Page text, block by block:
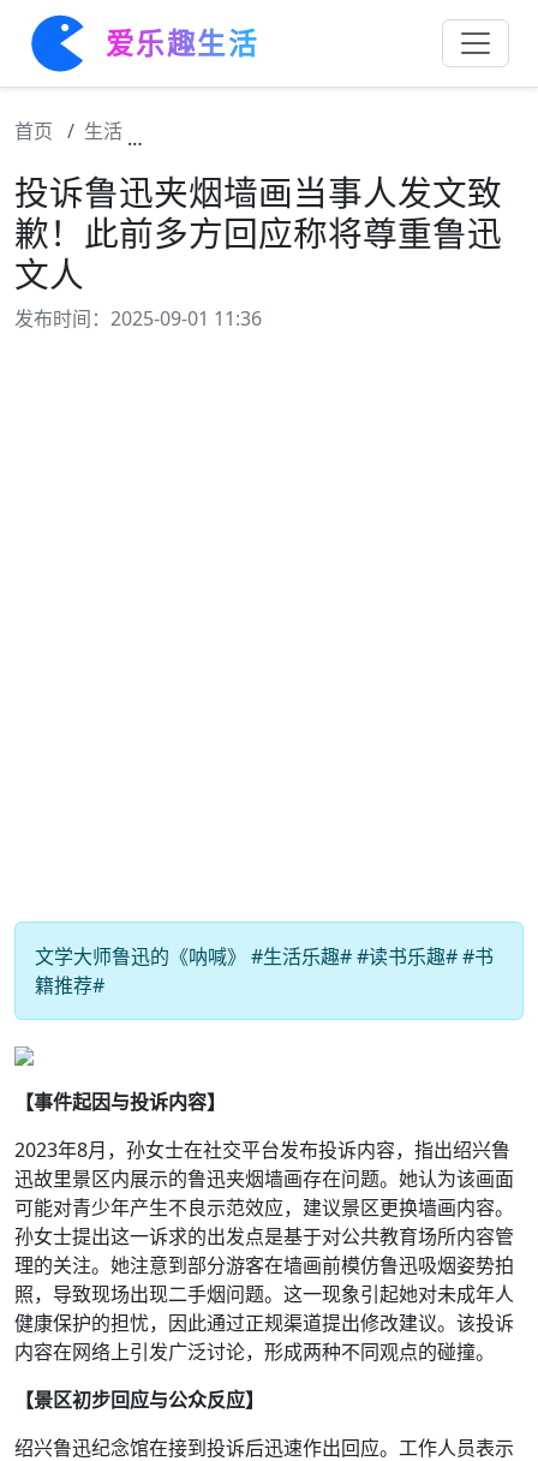
爱乐趣生活
首页 生活
投诉鲁迅夹烟墙画当事人发文致
歉！此前多方回应称将尊重鲁迅
文人
发布时间：2025-09-01 11:36
文学大师鲁迅的《呐喊》 #生活乐趣# #读书乐趣# #书
籍推荐#
【事件起因与投诉内容】
2023年8月，孙女士在社交平台发布投诉内容，指出绍兴鲁
迅故里景区内展示的鲁迅夹烟墙画存在问题。她认为该画面
可能对青少年产生不良示范效应，建议景区更换墙画内容。
孙女士提出这一诉求的出发点是基于对公共教育场所内容管
理的关注。她注意到部分游客在墙画前模仿鲁迅吸烟姿势拍
照，导致现场出现二手烟问题。这一现象引起她对未成年人
健康保护的担忧，因此通过正规渠道提出修改建议。该投诉
内容在网络上引发广泛讨论，形成两种不同观点的碰撞。
【景区初步回应与公众反应】
绍兴鲁迅纪念馆在接到投诉后迅速作出回应。工作人员表示